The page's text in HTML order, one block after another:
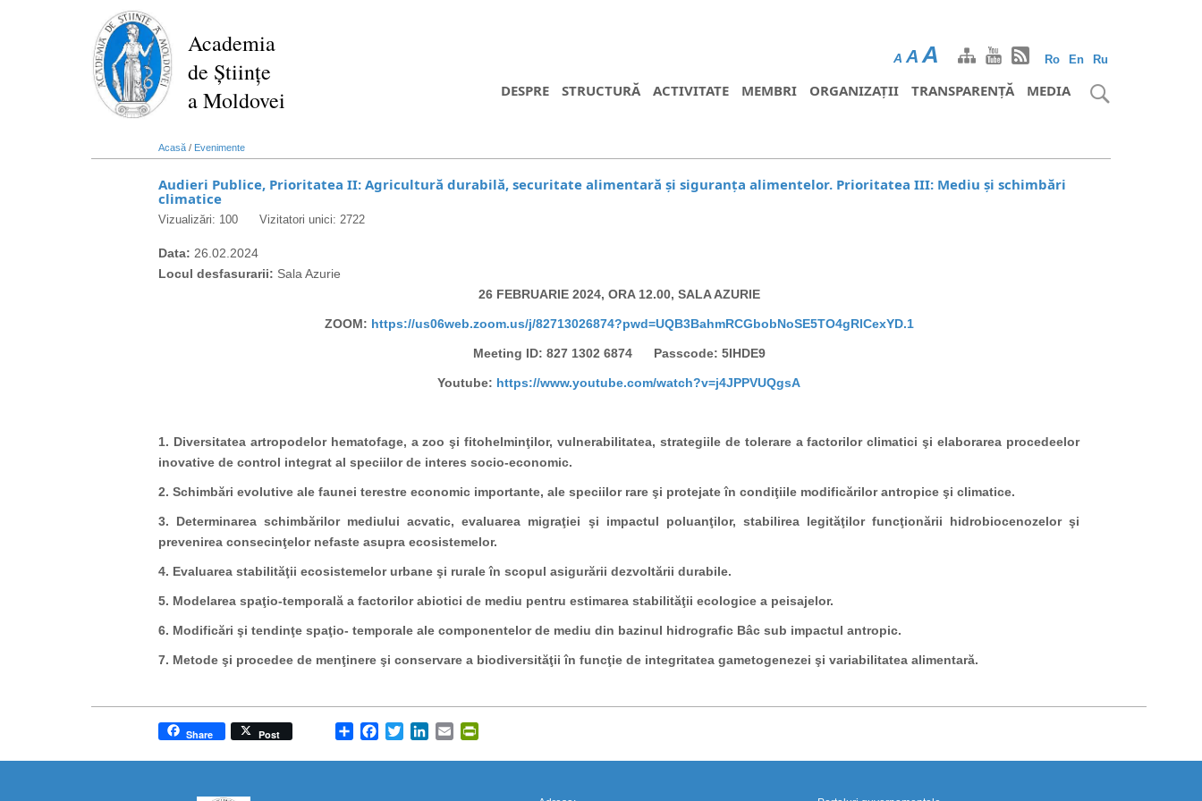
Academia
de Științe
a Moldovei
Ro En Ru
A A A
DESPRE STRUCTURĂ ACTIVITATE MEMBRI ORGANIZAȚII TRANSPARENȚĂ MEDIA
Acasă / Evenimente
Audieri Publice, Prioritatea II: Agricultură durabilă, securitate alimentară și siguranța alimentelor. Prioritatea III: Mediu și schimbări
climatice
Vizualizări: 100 Vizitatori unici: 2722
Data: 26.02.2024
Locul desfasurarii: Sala Azurie
26 FEBRUARIE 2024, ORA 12.00, SALA AZURIE
ZOOM: https://us06web.zoom.us/j/82713026874?pwd=UQB3BahmRCGbobNoSE5TO4gRlCexYD.1
Meeting ID: 827 1302 6874 Passcode: 5IHDE9
Youtube: https://www.youtube.com/watch?v=j4JPPVUQgsA
1. Diversitatea artropodelor hematofage, a zoo şi fitohelminţilor, vulnerabilitatea, strategiile de tolerare a factorilor climatici şi elaborarea procedeelor
inovative de control integrat al speciilor de interes socio-economic.
2. Schimbări evolutive ale faunei terestre economic importante, ale speciilor rare şi protejate în condiţiile modificărilor antropice şi climatice.
3. Determinarea schimbărilor mediului acvatic, evaluarea migraţiei şi impactul poluanţilor, stabilirea legităţilor funcţionării hidrobiocenozelor şi
prevenirea consecinţelor nefaste asupra ecosistemelor.
4. Evaluarea stabilităţii ecosistemelor urbane şi rurale în scopul asigurării dezvoltării durabile.
5. Modelarea spaţio-temporală a factorilor abiotici de mediu pentru estimarea stabilităţii ecologice a peisajelor.
6. Modificări şi tendinţe spaţio- temporale ale componentelor de mediu din bazinul hidrografic Bâc sub impactul antropic.
7. Metode şi procedee de menţinere şi conservare a biodiversităţii în funcţie de integritatea gametogenezei şi variabilitatea alimentară.
Share
Share Post Facebook
TwitterLinkedIn
Email